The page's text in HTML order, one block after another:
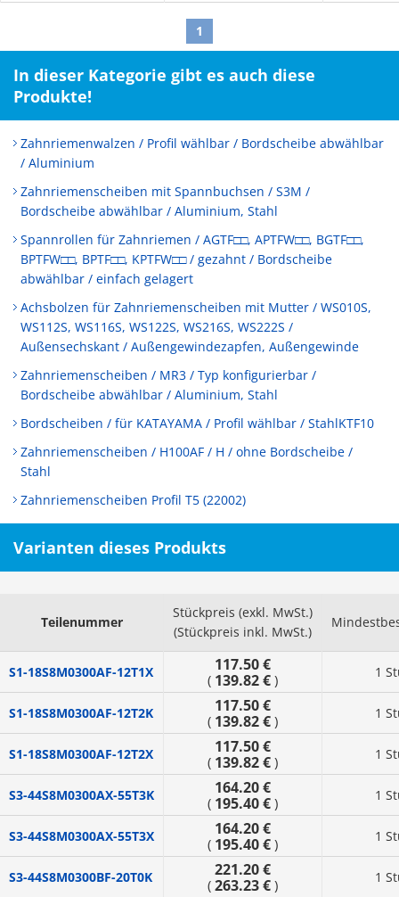
1
In dieser Kategorie gibt es auch diese
Produkte!
Zahnriemenwalzen / Profil wählbar / Bordscheibe abwählbar
/ Aluminium
Zahnriemenscheiben mit Spannbuchsen / S3M /
Bordscheibe abwählbar / Aluminium, Stahl
Spannrollen für Zahnriemen / AGTF□□, APTFW□□, BGTF□□,
BPTFW□□, BPTF□□, KPTFW□□ / gezahnt / Bordscheibe
abwählbar / einfach gelagert
Achsbolzen für Zahnriemenscheiben mit Mutter / WS010S,
WS112S, WS116S, WS122S, WS216S, WS222S /
Außensechskant / Außengewindezapfen, Außengewinde
Zahnriemenscheiben / MR3 / Typ konfigurierbar /
Bordscheibe abwählbar / Aluminium, Stahl
Bordscheiben / für KATAYAMA / Profil wählbar / StahlKTF10
Zahnriemenscheiben / H100AF / H / ohne Bordscheibe /
Stahl
Zahnriemenscheiben Profil T5 (22002)
Varianten dieses Produkts
Teilenummer
Stückpreis (exkl. MwSt.)
(Stückpreis inkl. MwSt.)
S1-18S8M0300AF-12T1X 117.50 €
( 139.82 € ) 1
S1-18S8M0300AF-12T2K 117.50 €
( 139.82 € ) 1
S1-18S8M0300AF-12T2X 117.50 €
( 139.82 € ) 1
S3-44S8M0300AX-55T3K 164.20 €
( 195.40 € ) 1
S3-44S8M0300AX-55T3X 164.20 €
( 195.40 € ) 1
S3-44S8M0300BF-20T0K 221.20 €
( 263.23 € ) 1